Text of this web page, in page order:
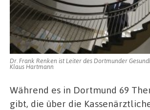
Dr. Frank Renken ist Leiter des Dortmunder
Klaus Hartmann
Während es in Dortmund 69
gibt, die über die